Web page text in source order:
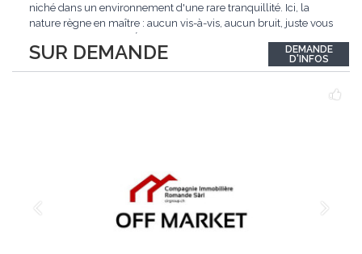
SUR DEMANDE
niché dans un environnement d'une rare tranquillité. Ici, la
nature règne en maître : aucun vis-à-vis, aucun bruit, juste vous
par ses finitions de très haut standing et ses matériaux nobles.
Le bois de mélèze...
DEMANDE
D'INFOS